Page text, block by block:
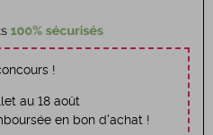
!
au 18 août
en bon d'achat !